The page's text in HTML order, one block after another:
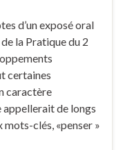
d’un exposé oral
la Pratique du 2
certaines
caractère
appellerait de longs
clés, «penser »